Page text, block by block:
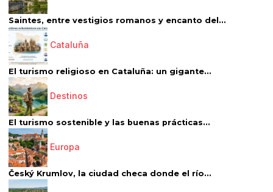
Saintes, entre vestigios romanos y encanto del...
Cataluña
El turismo religioso en Cataluña: un gigante...
Destinos
El turismo sostenible y las buenas prácticas...
Europa
Český Krumlov, la ciudad checa donde el río...